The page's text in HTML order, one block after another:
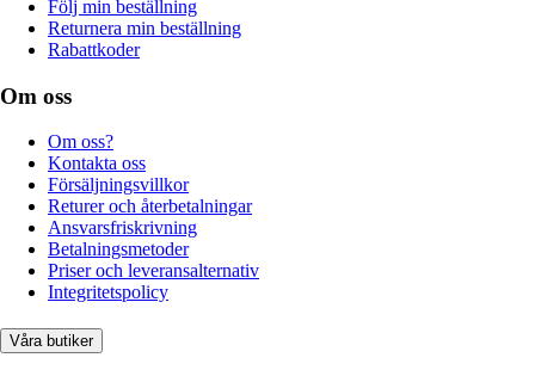
Följ min beställning
Returnera min beställning
Rabattkoder
Om oss
Om oss?
Kontakta oss
Försäljningsvillkor
Returer och återbetalningar
Ansvarsfriskrivning
Betalningsmetoder
Priser och leveransalternativ
Integritetspolicy
Våra butiker